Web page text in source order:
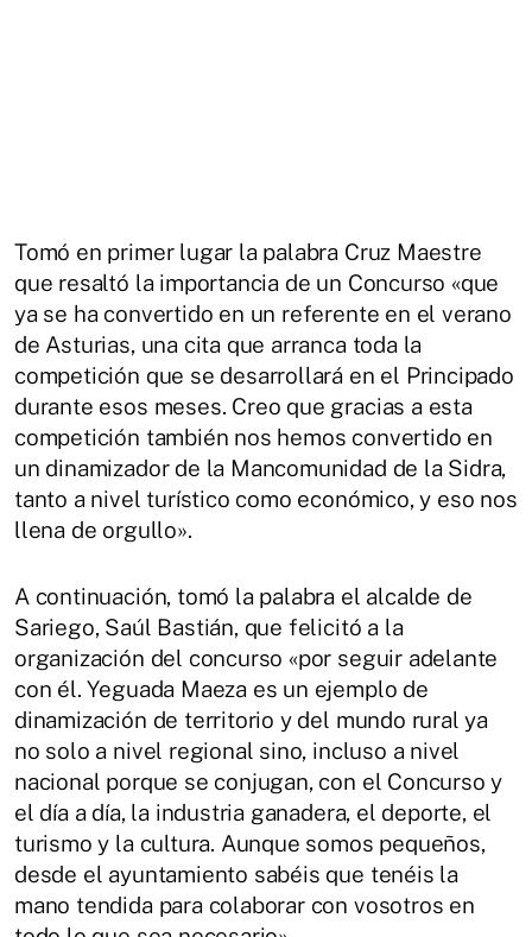
Tomó en primer lugar la palabra Cruz Maestre
que resaltó la importancia de un Concurso «que
ya se ha convertido en un referente en el verano
de Asturias, una cita que arranca toda la
competición que se desarrollará en el Principado
durante esos meses. Creo que gracias a esta
competición también nos hemos convertido en
un dinamizador de la Mancomunidad de la Sidra,
tanto a nivel turístico como económico, y eso nos
llena de orgullo».
A continuación, tomó la palabra el alcalde de
Sariego, Saúl Bastián, que felicitó a la
organización del concurso «por seguir adelante
con él. Yeguada Maeza es un ejemplo de
dinamización de territorio y del mundo rural ya
no solo a nivel regional sino, incluso a nivel
nacional porque se conjugan, con el Concurso y
el día a día, la industria ganadera, el deporte, el
turismo y la cultura. Aunque somos pequeños,
desde el ayuntamiento sabéis que tenéis la
mano tendida para colaborar con vosotros en